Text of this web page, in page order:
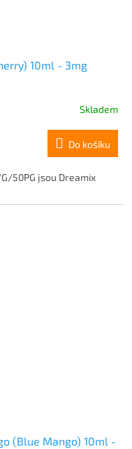
10ml - 3mg
Skladem
Do košíku
50PG jsou Dreamix
(Blue Mango) 10ml -